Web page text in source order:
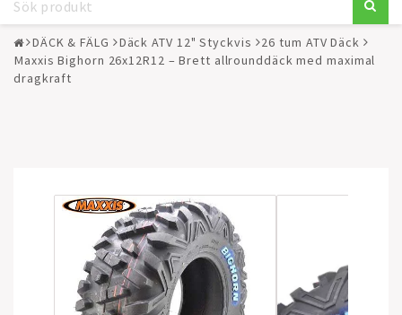
DÄCK & FÄLG Däck ATV 12" Styckvis
26 tum ATV Däck
Maxxis Bighorn 26x12R12 – Brett allrounddäck med maximal
dragkraft